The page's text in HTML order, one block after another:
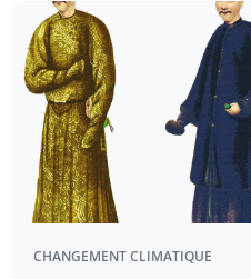
CHANGEMENT CLIMATIQUE